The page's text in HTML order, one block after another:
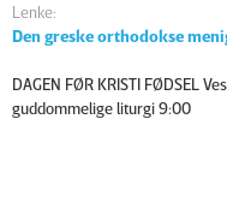
Lenke:
Den greske orthodokse
DAGEN FØR KRISTI FØDSEL
guddommelige liturgi 9:00